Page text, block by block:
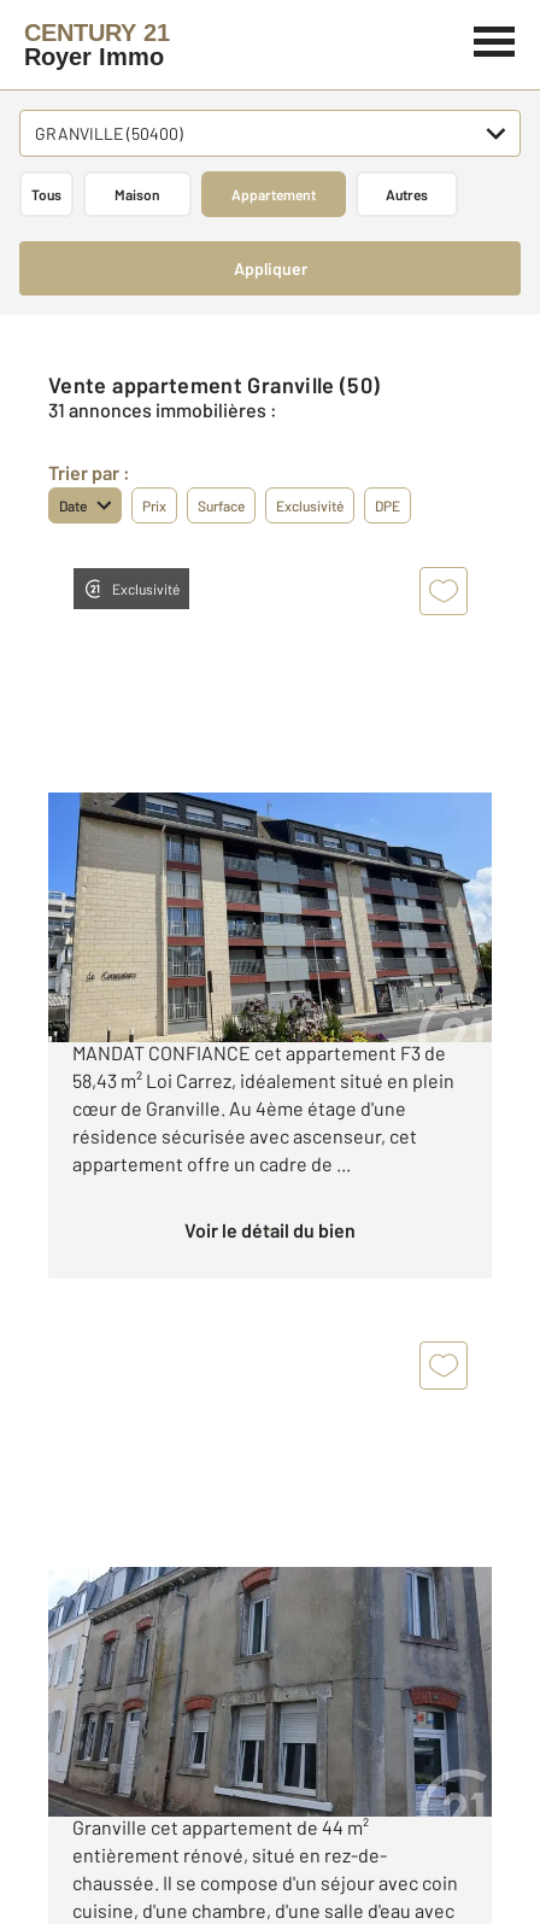
CENTURY 21
Royer Immo
GRANVILLE (50400)
Tous Maison Appartement Autres
Appliquer
Vente appartement Granville (50)
31 annonces immobilières :
Trier par :
Date Prix Surface Exclusivité DPE
Exclusivité
GRANVILLE 50
58,43 m
2
, 3 pièces
Ref : 45539
Appartement F3 à vendre
219 000 €
CENTURY 21 Royer Immo vous propose en
MANDAT CONFIANCE cet appartement F3 de
58,43 m² Loi Carrez, idéalement situé en plein
cœur de Granville. Au 4ème étage d'une
résidence sécurisée avec ascenseur, cet
appartement offre un cadre de ...
Voir le détail du bien
GRANVILLE 50
44 m2, 2 pièces
Ref : 45464
Appartement F2 à vendre
152 000 €
CENTURY 21 Royer Immo vous propose à
Granville cet appartement de 44 m²
entièrement rénové, situé en rez-de-
chaussée. Il se compose d'un séjour avec coin
cuisine, d'une chambre, d'une salle d'eau avec